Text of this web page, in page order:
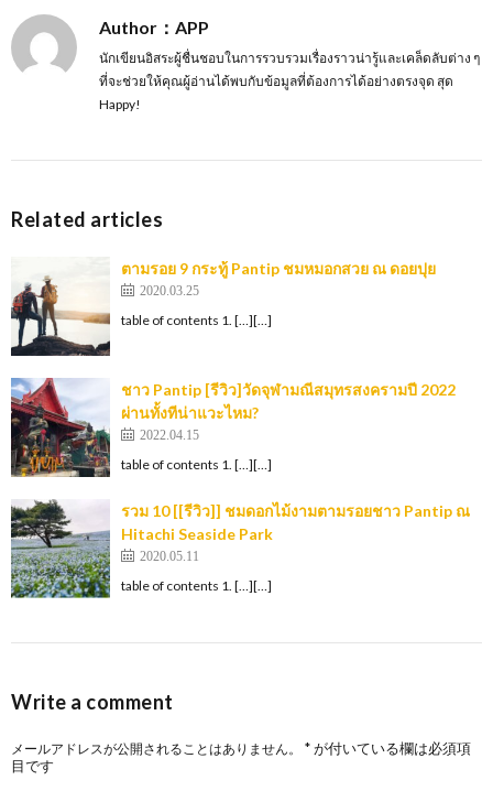
Author：APP
นักเขียนอิสระผู้ชื่นชอบในการรวบรวมเรื่องราวน่ารู้และเคล็ดลับต่าง ๆ
ที่จะช่วยให้คุณผู้อ่านได้พบกับข้อมูลที่ต้องการได้อย่างตรงจุด สุด
Happy!
Related articles
ตามรอย 9 กระทู้ Pantip ชมหมอกสวย ณ ดอยปุย
2020.03.25
table of contents 1. […][…]
ชาว Pantip [รีวิว]วัดจุฬามณีสมุทรสงครามปี 2022
ผ่านทั้งทีน่าแวะไหม?
2022.04.15
table of contents 1. […][…]
รวม 10 [[รีวิว]] ชมดอกไม้งามตามรอยชาว Pantip ณ
Hitachi Seaside Park
2020.05.11
table of contents 1. […][…]
Write a comment
メールアドレスが公開されることはありません。 *が付いている欄は必須項
目です